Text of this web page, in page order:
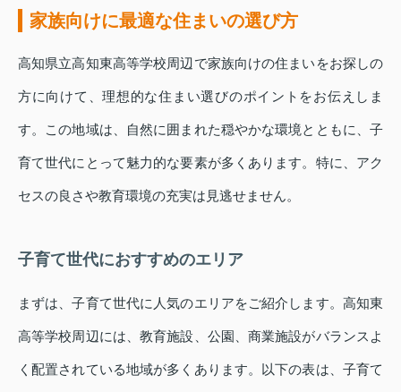
家族向けに最適な住まいの選び方
高知県立高知東高等学校周辺で家族向けの住まいをお探しの
方に向けて、理想的な住まい選びのポイントをお伝えしま
す。この地域は、自然に囲まれた穏やかな環境とともに、子
育て世代にとって魅力的な要素が多くあります。特に、アク
セスの良さや教育環境の充実は見逃せません。
子育て世代におすすめのエリア
まずは、子育て世代に人気のエリアをご紹介します。高知東
高等学校周辺には、教育施設、公園、商業施設がバランスよ
く配置されている地域が多くあります。以下の表は、子育て